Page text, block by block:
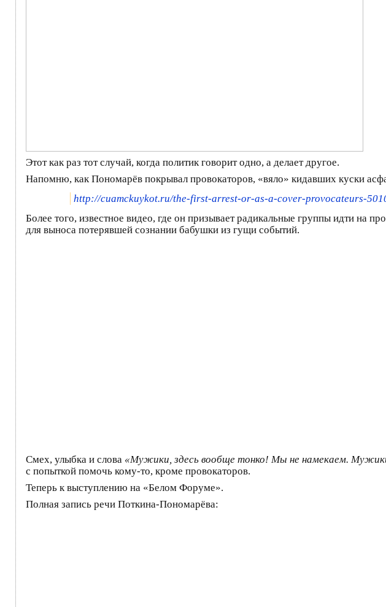
Этот как раз тот случай, когда политик говорит одно, а делает другое.
Напомню, как Пономарёв покрывал провокаторов, «вяло» кидавших куски
http://cuamckuykot.ru/the-first-arrest-or-as-a-cover-provocateurs-
Более того, известное видео, где он призывает радикальные группы идти на
для выноса потерявшей сознании бабушки из гущи событий.
Смех, улыбка и слова «Мужики, здесь вообще тонко! Мы не намекаем.
с попыткой помочь кому-то, кроме провокаторов.
Теперь к выступлению на «Белом Форуме».
Полная запись речи Поткина-Пономарёва: